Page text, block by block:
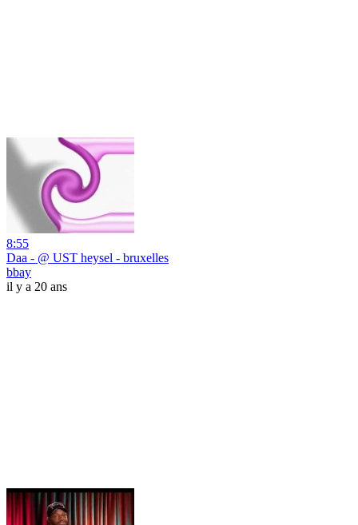
8:55
Daa - @ UST heysel - bruxelles
bbay
il y a 20 ans